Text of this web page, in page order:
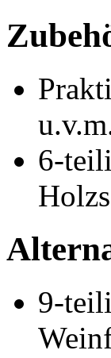
6-
9-